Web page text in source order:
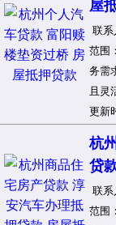
屋
联
范围
务需
且灵
更新
杭
贷
联
范围